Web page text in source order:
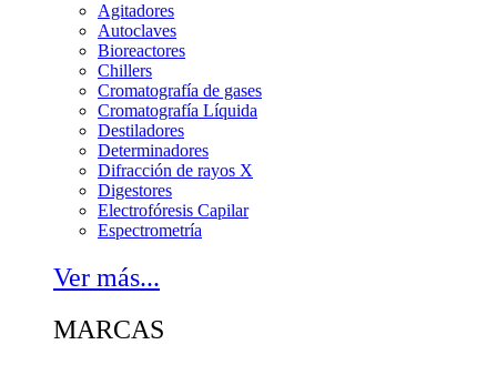
Agitadores
Autoclaves
Bioreactores
Chillers
Cromatografía de gases
Cromatografía Líquida
Destiladores
Determinadores
Difracción de rayos X
Digestores
Electrofóresis Capilar
Espectrometría
Ver más...
MARCAS